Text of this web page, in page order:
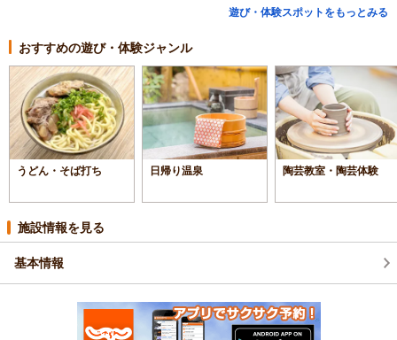
遊び・体験スポットをもっとみる
おすすめの遊び・体験ジャンル
うどん・そば打ち 日帰り温泉 陶芸教室・陶芸体験
施設情報を見る
基本情報